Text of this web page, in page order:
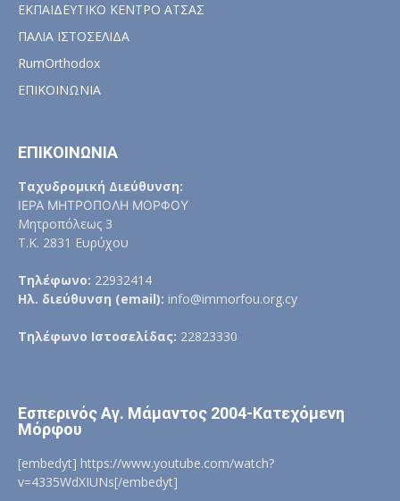
ΕΚΠΑΙΔΕΥΤΙΚΟ ΚΕΝΤΡΟ ΑΤΣΑΣ
ΠΑΛΙΑ ΙΣΤΟΣΕΛΙΔΑ
RumOrthodox
ΕΠΙΚΟΙΝΩΝΙΑ
ΕΠΙΚΟΙΝΩΝΙΑ
Ταχυδρομική Διεύθυνση:
ΙΕΡΑ ΜΗΤΡΟΠΟΛΗ ΜΟΡΦΟΥ
Μητροπόλεως 3
Τ.Κ. 2831 Ευρύχου
Τηλέφωνο: 22932414
Ηλ. διεύθυνση (email): info@immorfou.org.cy
Τηλέφωνο Ιστοσελίδας: 22823330
Εσπερινός Αγ. Μάμαντος 2004-Κατεχόμενη
Μόρφου
[embedyt] https://www.youtube.com/watch?
v=4335WdXIUNs[/embedyt]